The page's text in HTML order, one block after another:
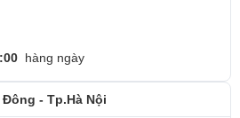
tác vụ văn phòng từ nhẹ cho đến các
ThinkPad X1 Carbon được trang bị
hoạt động hiệu quả hơn khi xử lý
gian dài.
hàng ngày
Đông - Tp.Hà Nội